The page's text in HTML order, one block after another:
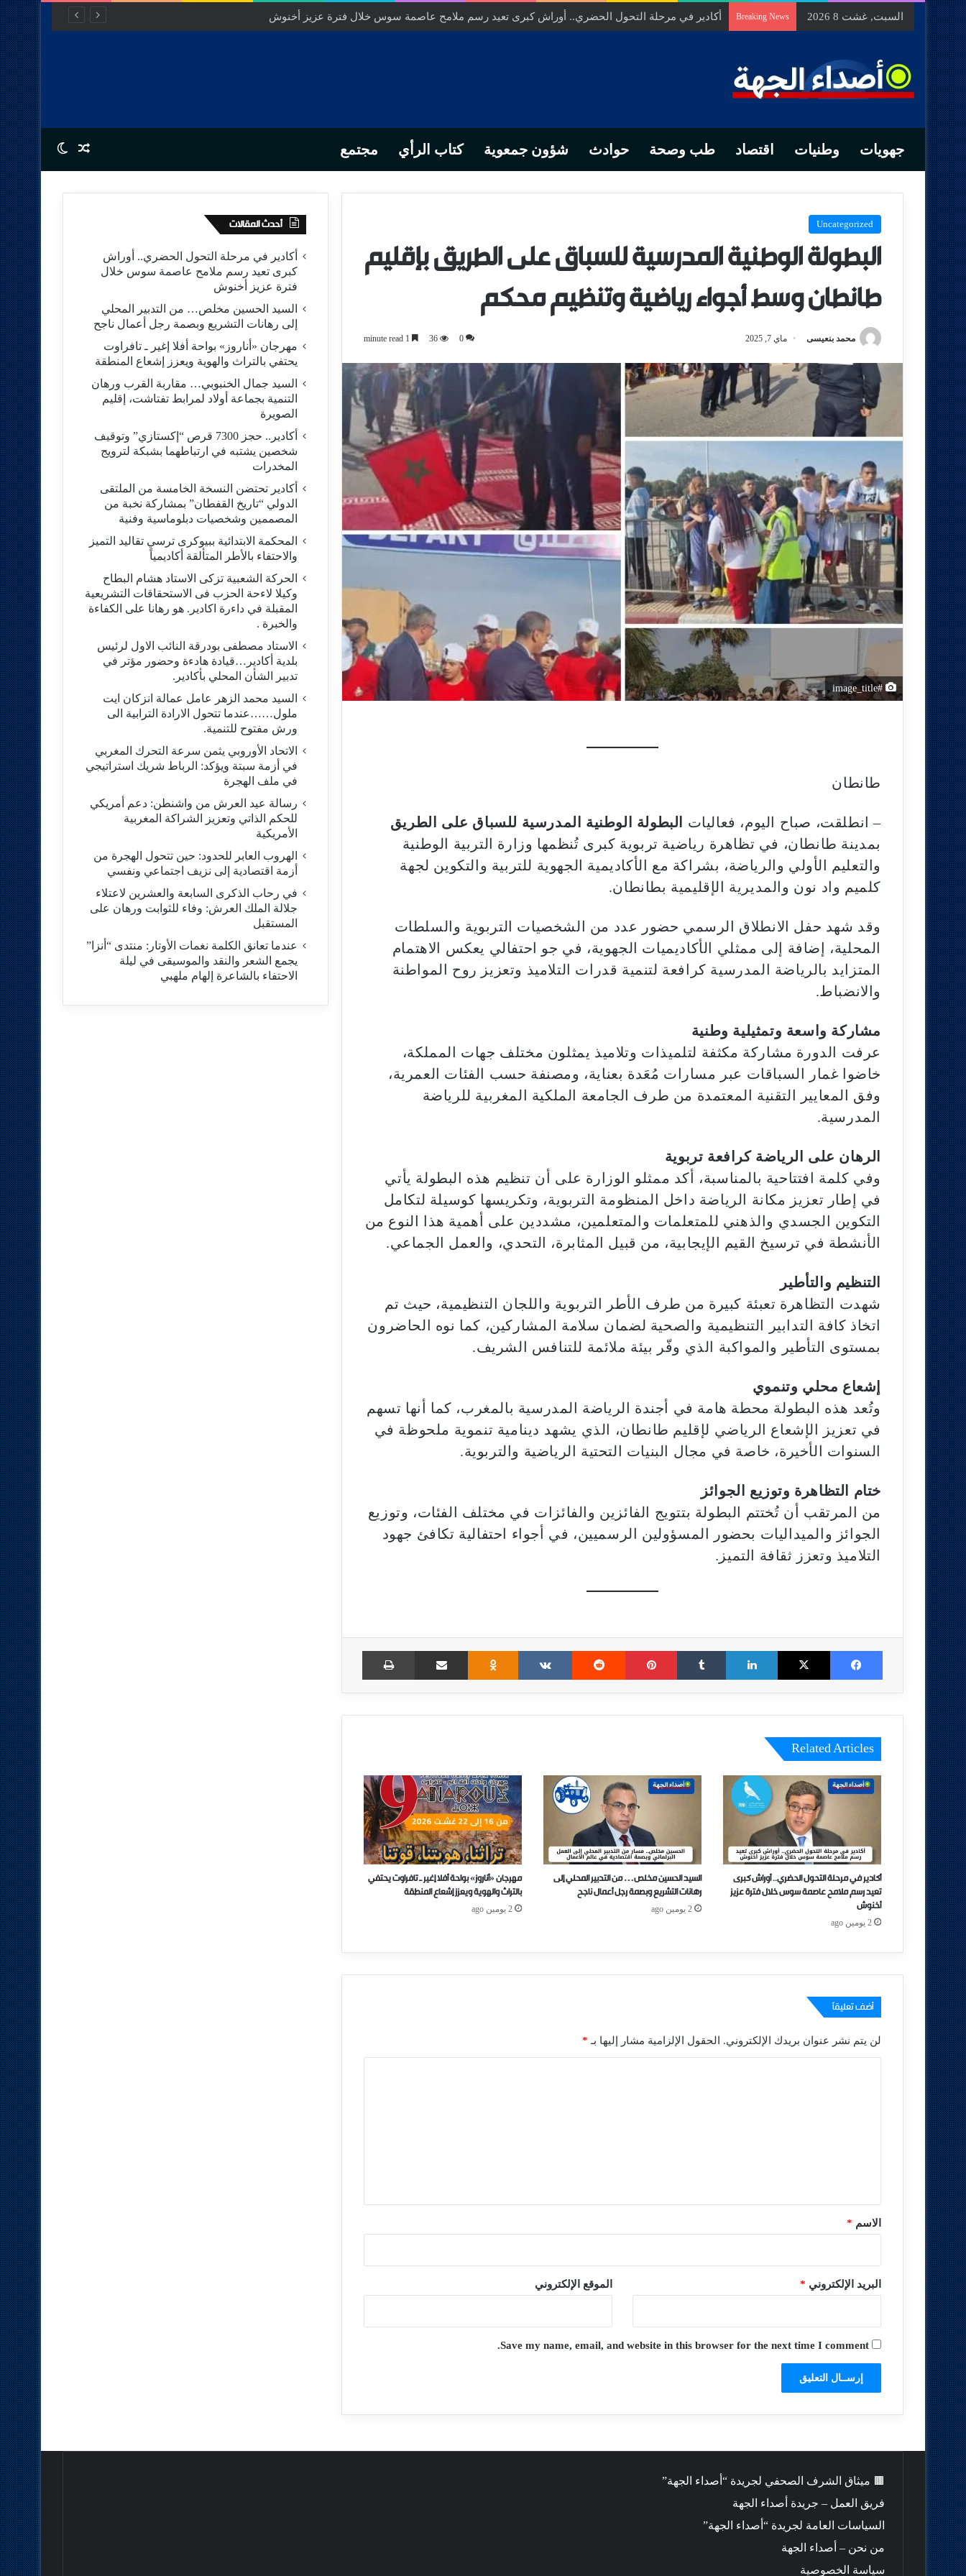
السبت, غشت 8 2026 Breaking News السيد الحسين مخلص… من التدبير المحلي إلى رهانات التشريع وبصمة رجل أعمال ناجح
جهويات وطنيات اقتصاد طب وصحة حوادث شؤون جمعوية كتاب الرأي مجتمع Random Article
Switch skin
Uncategorized
البطولة الوطنية المدرسية للسباق على الطريق بإقليم
طانطان وسط أجواء رياضية وتنظيم محكم
محمد بنعيسى ماي 7, 2025 0
36
#image_title
طانطان
– انطلقت، صباح اليوم، فعاليات
البطولة الوطنية المدرسية للسباق على الطريق
بمدينة طانطان، في تظاهرة رياضية تربوية كبرى تُنظمها وزارة التربية الوطنية
والتعليم الأولي والرياضة، بشراكة مع الأكاديمية الجهوية للتربية والتكوين لجهة
كلميم واد نون والمديرية الإقليمية بطانطان.
وقد شهد حفل الانطلاق الرسمي حضور عدد من الشخصيات التربوية والسلطات
المحلية، إضافة إلى ممثلي الأكاديميات الجهوية، في جو احتفالي يعكس الاهتمام
المتزايد بالرياضة المدرسية كرافعة لتنمية قدرات التلاميذ وتعزيز روح المواطنة
والانضباط.
مشاركة واسعة وتمثيلية وطنية
عرفت الدورة مشاركة مكثفة لتلميذات وتلاميذ يمثلون مختلف جهات المملكة،
خاضوا غمار السباقات عبر مسارات مُعَدة بعناية، ومصنفة حسب الفئات العمرية،
وفق المعايير التقنية المعتمدة من طرف الجامعة الملكية المغربية للرياضة
المدرسية.
الرهان على الرياضة كرافعة تربوية
وفي كلمة افتتاحية بالمناسبة، أكد ممثلو الوزارة على أن تنظيم هذه البطولة يأتي
في إطار تعزيز مكانة الرياضة داخل المنظومة التربوية، وتكريسها كوسيلة لتكامل
التكوين الجسدي والذهني للمتعلمات والمتعلمين، مشددين على أهمية هذا النوع من
الأنشطة في ترسيخ القيم الإيجابية، من قبيل المثابرة، التحدي، والعمل الجماعي.
التنظيم والتأطير
شهدت التظاهرة تعبئة كبيرة من طرف الأطر التربوية واللجان التنظيمية، حيث تم
اتخاذ كافة التدابير التنظيمية والصحية لضمان سلامة المشاركين، كما نوه الحاضرون
بمستوى التأطير والمواكبة الذي وفّر بيئة ملائمة للتنافس الشريف.
إشعاع محلي وتنموي
وتُعد هذه البطولة محطة هامة في أجندة الرياضة المدرسية بالمغرب، كما أنها تسهم
في تعزيز الإشعاع الرياضي لإقليم طانطان، الذي يشهد دينامية تنموية ملحوظة في
السنوات الأخيرة، خاصة في مجال البنيات التحتية الرياضية والتربوية.
ختام التظاهرة وتوزيع الجوائز
من المرتقب أن تُختتم البطولة بتتويج الفائزين والفائزات في مختلف الفئات، وتوزيع
الجوائز والميداليات بحضور المسؤولين الرسميين، في أجواء احتفالية تكافئ جهود
التلاميذ وتعزز ثقافة التميز.
Facebook
X
LinkedIn
Tumblr
Pinterest
Reddit
VKontakte
Odnoklassniki
Share via Email
Print
Related Articles
أكادير في مرحلة التحول الحضري.. أوراش كبرى
تعيد رسم ملامح عاصمة سوس خلال فترة عزيز
أخنوش
2 يومين ago
السيد الحسين مخلص… من التدبير المحلي إلى
رهانات التشريع وبصمة رجل أعمال ناجح
2 يومين ago
مهرجان «أناروز» بواحة أفلا إغير ـ تافراوت يحتفي
بالتراث والهوية ويعزز إشعاع المنطقة
2 يومين ago
أضف تعليقاً
لن يتم نشر عنوان بريدك الإلكتروني. الحقول الإلزامية مشار إليها بـ *
*الاسم *
البريد الإلكتروني * الموقع الإلكتروني
Save my name, email, and website in this browser for the next time I comment.
أحدث المقالات
أكادير في مرحلة التحول الحضري.. أوراش
كبرى تعيد رسم ملامح عاصمة سوس خلال
فترة عزيز أخنوش
السيد الحسين مخلص… من التدبير المحلي
إلى رهانات التشريع وبصمة رجل أعمال ناجح
مهرجان «أناروز» بواحة أفلا إغير ـ تافراوت
يحتفي بالتراث والهوية ويعزز إشعاع المنطقة
السيد جمال الخنبوبي… مقاربة القرب ورهان
التنمية بجماعة أولاد لمرابط تفتاشت، إقليم
الصويرة
أكادير.. حجز 7300 قرص “إكستازي” وتوقيف
شخصين يشتبه في ارتباطهما بشبكة لترويج
المخدرات
أكادير تحتضن النسخة الخامسة من الملتقى
الدولي “تاريخ القفطان” بمشاركة نخبة من
المصممين وشخصيات دبلوماسية وفنية
المحكمة الابتدائية ببيوكرى ترسي تقاليد التميز
والاحتفاء بالأطر المتألقة أكاديمياً
الحركة الشعبية تزكى الاستاد هشام البطاح
وكيلا لاءحة الحزب فى الاستحقاقات التشريعية
المقبلة في داءرة اكادير. هو رهانا على الكفاءة
والخبرة .
الاستاد مصطفى بودرقة النائب الاول لرئيس
بلدية أكادير…قيادة هادءة وحضور مؤتر في
تدبير الشأن المحلي بأكادير.
السيد محمد الزهر عامل عمالة انزكان ايت
ملول……عندما تتحول الارادة الترابية الى
ورش مفتوح للتنمية.
الاتحاد الأوروبي يثمن سرعة التحرك المغربي
في أزمة سبتة ويؤكد: الرباط شريك استراتيجي
في ملف الهجرة
رسالة عيد العرش من واشنطن: دعم أمريكي
للحكم الذاتي وتعزيز الشراكة المغربية
الأمريكية
​الهروب العابر للحدود: حين تتحول الهجرة من
أزمة اقتصادية إلى نزيف اجتماعي ونفسي
في رحاب الذكرى السابعة والعشرين لاعتلاء
جلالة الملك العرش: وفاء للثوابت ورهان على
المستقبل
​عندما تعانق الكلمة نغمات الأوتار: منتدى “أنزا”
يجمع الشعر والنقد والموسيقى في ليلة
الاحتفاء بالشاعرة إلهام ملهبي
🟫 ميثاق الشرف الصحفي لجريدة “أصداء الجهة”
فريق العمل – جريدة أصداء الجهة
السياسات العامة لجريدة “أصداء الجهة”
من نحن – أصداء الجهة
سياسة الخصوصية